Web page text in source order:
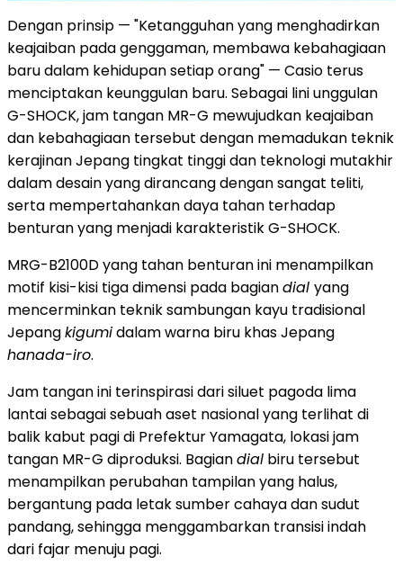
Dengan prinsip — "Ketangguhan yang menghadirkan
keajaiban pada genggaman, membawa kebahagiaan
baru dalam kehidupan setiap orang" — Casio terus
menciptakan keunggulan baru. Sebagai lini unggulan
G-SHOCK, jam tangan MR-G mewujudkan keajaiban
dan kebahagiaan tersebut dengan memadukan teknik
kerajinan Jepang tingkat tinggi dan teknologi mutakhir
dalam desain yang dirancang dengan sangat teliti,
serta mempertahankan daya tahan terhadap
benturan yang menjadi karakteristik G-SHOCK.
MRG-B2100D yang tahan benturan ini menampilkan
motif kisi-kisi tiga dimensi pada bagiandial yang
mencerminkan teknik sambungan kayu tradisional
Jepangkigumidalam warna biru khas Jepang
hanada-iro.
Jam tangan ini terinspirasi dari siluet pagoda lima
lantai sebagai sebuah aset nasional yang terlihat di
balik kabut pagi di Prefektur Yamagata, lokasi jam
tangan MR-G diproduksi. Bagiandial biru tersebut
menampilkan perubahan tampilan yang halus,
bergantung pada letak sumber cahaya dan sudut
pandang, sehingga menggambarkan transisi indah
dari fajar menuju pagi.